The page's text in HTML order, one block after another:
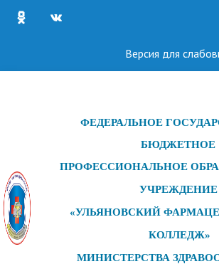
Версия для
ФЕДЕРАЛЬНОЕ
БЮДЖЕТНОЕ
ПРОФЕССИОНАЛЬНОЕ
УЧРЕЖДЕНИЕ
«УЛЬЯНОВСКИЙ
КОЛЛЕДЖ»
МИНИСТЕРСТВА